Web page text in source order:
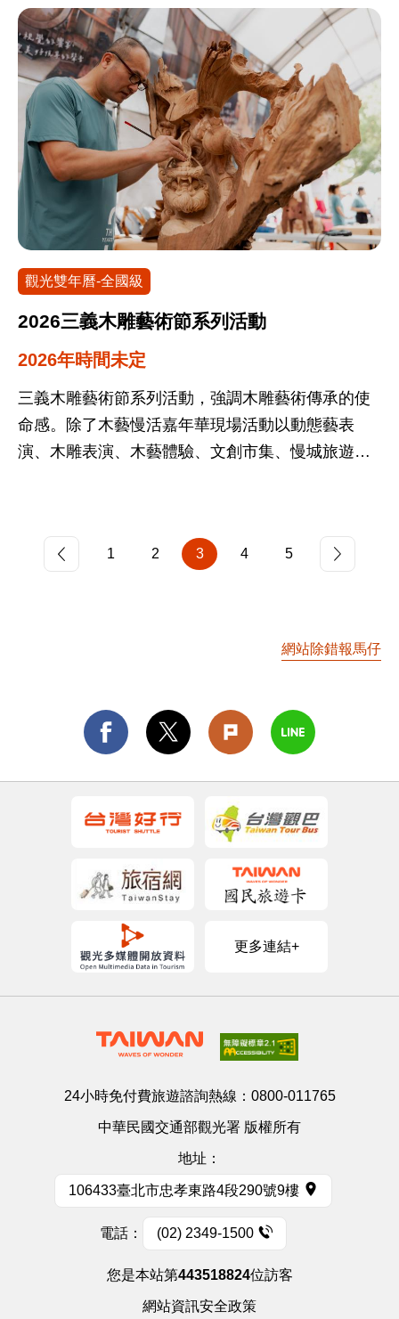
觀人潮，已發展成為本市重要民俗文化觀光節慶活
動。
觀光雙年曆-全國級
2026三義木雕藝術節系列活動
2026年時間未定
三義木雕藝術節系列活動，強調木雕藝術傳承的使
命感。除了木藝慢活嘉年華現場活動以動態藝表
演、木雕表演、木藝體驗、文創市集、慢城旅遊、
義最具代表性的傳統文化特色，木雕藝術發展蓬
勃，透過木雕技藝與形式的延續，讓經典成為永
1 2 3 4 5
網站除錯報馬仔
更多連結+
24小時免付費旅遊諮詢熱線： 0800-011765
中華民國交通部觀光署 版權所有
地址：
106433臺北市忠孝東路4段290號9樓
電話： (02) 2349-1500
您是本站第443518824位訪客
網站資訊安全政策